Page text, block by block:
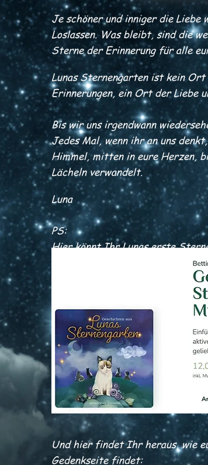
Je schöner und inniger die
Loslassen. Was bleibt, sind die
Sterne der Erinnerung für alle
Lunas Sternengarten ist kein
Erinnerungen, ein Ort der Liebe
Bis wir uns irgendwann
Jedes Mal, wenn ihr an uns
Himmel, mitten in eure Herzen,
Lächeln verwandelt.
Luna
PS:
Hier könnt Ihr Lunas erste
Und hier findet Ihr heraus, wie
Gedenkseite findet: